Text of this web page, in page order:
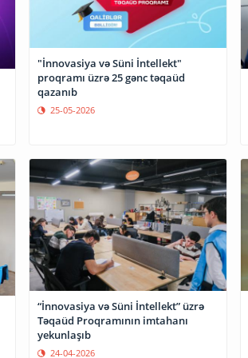
"İnnovasiya və Süni İntellekt"
proqramı üzrə 25 gənc təqaüd
qazanıb
25-05-2026
“İnnovasiya və Süni İntellekt” üzrə
Təqaüd Proqramının imtahanı
yekunlaşıb
24-04-2026